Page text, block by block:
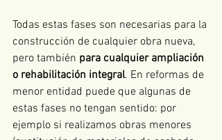
Todas estas fases son necesarias para la
construcción de cualquier obra nueva,
pero también para cualquier ampliación
o rehabilitación integral. En reformas de
menor entidad puede que algunas de
estas fases no tengan sentido: por
ejemplo si realizamos obras menores